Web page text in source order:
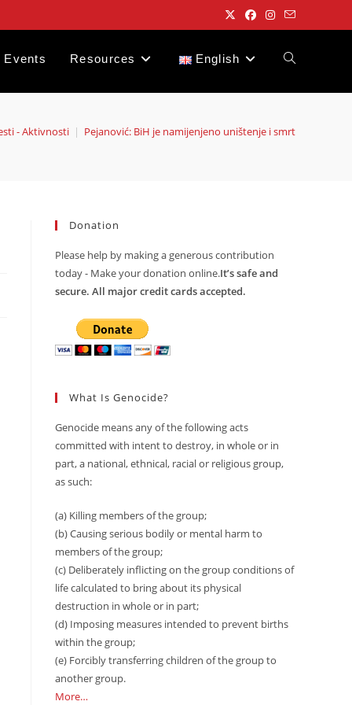
Events Resources English Toggle
- Aktivnosti | Pejanović: BiH je namijenjeno uništenje i smrt
Donation
Please help by making a generous contribution
today - Make your donation online.It’s safe and
secure. All major credit cards accepted.
What Is Genocide?
Genocide means any of the following acts
committed with intent to destroy, in whole or in
part, a national, ethnical, racial or religious group,
as such:
(a) Killing members of the group;
(b) Causing serious bodily or mental harm to
members of the group;
(c) Deliberately inflicting on the group conditions of
life calculated to bring about its physical
destruction in whole or in part;
(d) Imposing measures intended to prevent births
within the group;
(e) Forcibly transferring children of the group to
another group.
More…